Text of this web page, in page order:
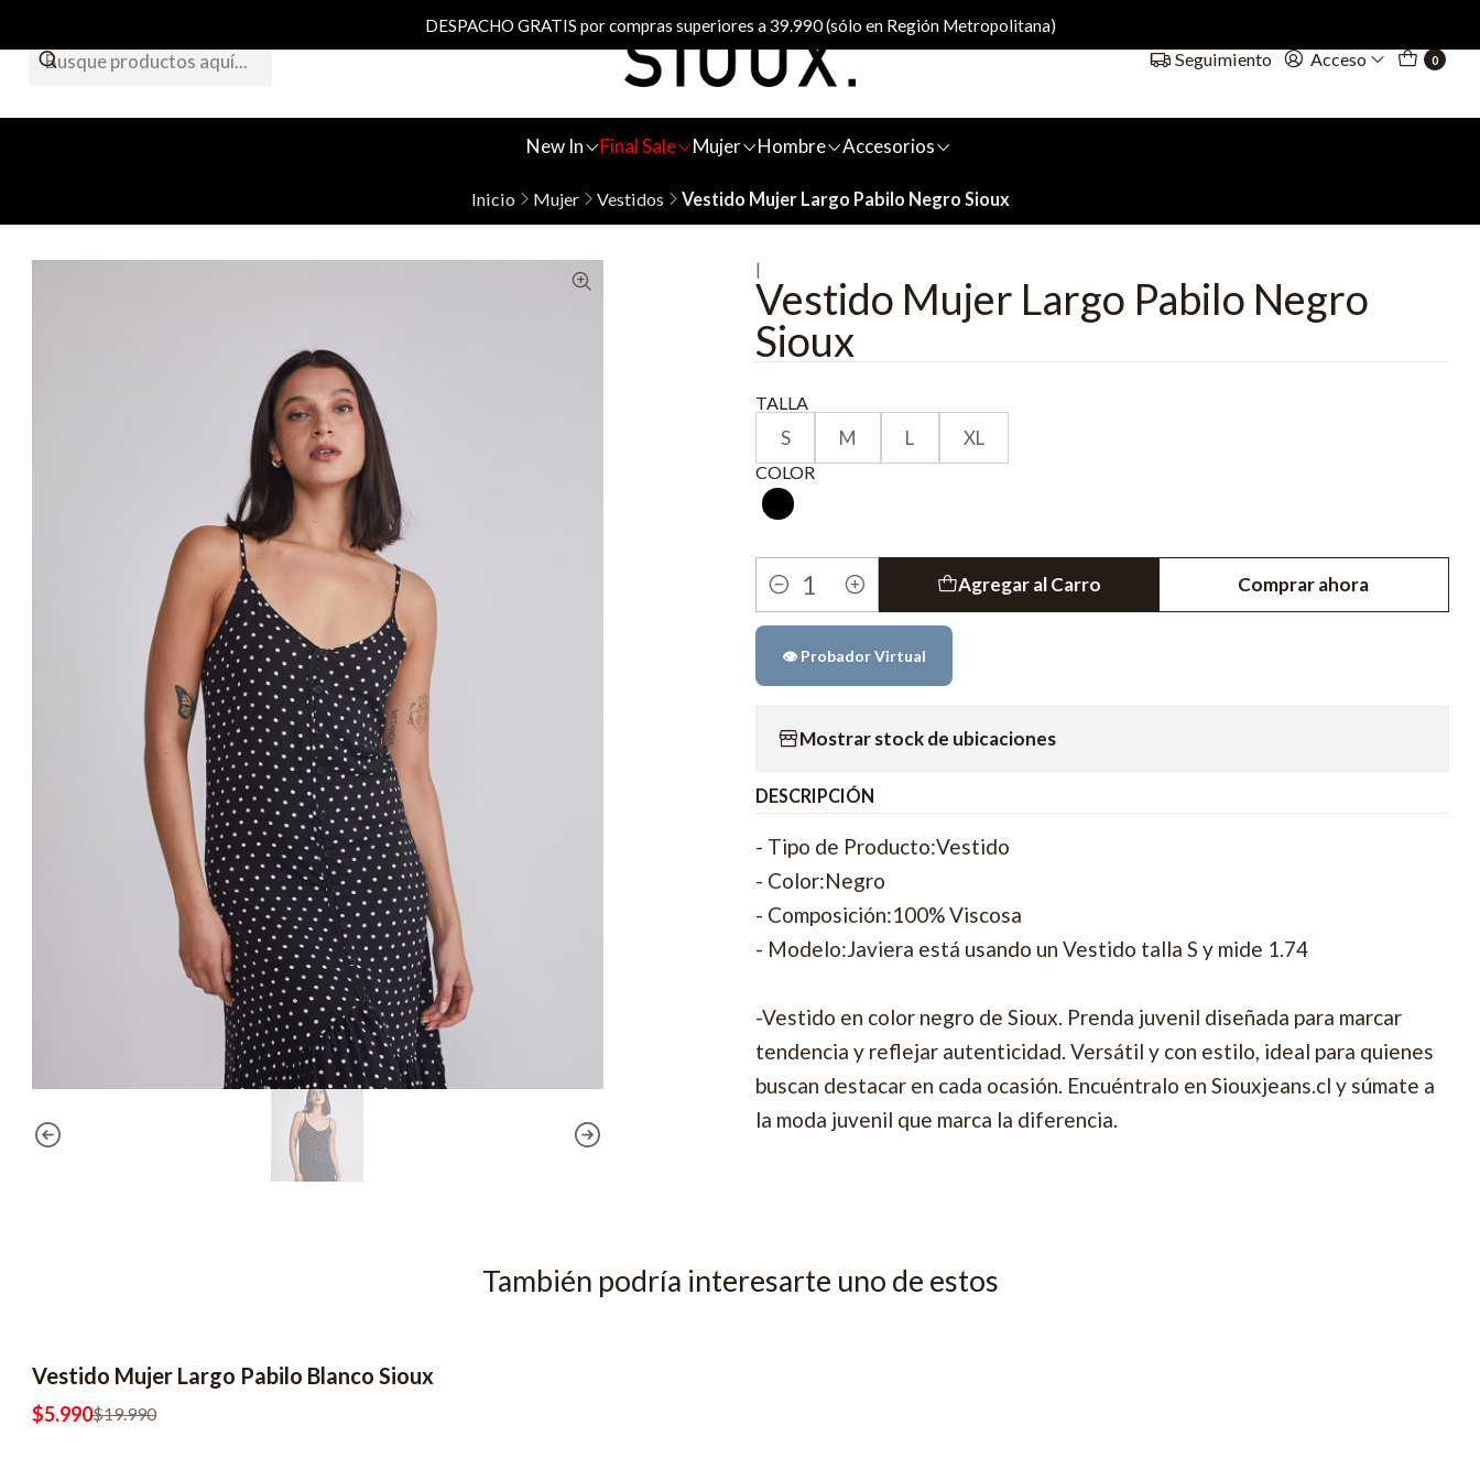
Seguimiento Acceso 0
New In Final Sale Mujer Hombre Accesorios
DESPACHO GRATIS por compras superiores a 39.990 (sólo en Región Metropolitana)
Inicio Mujer Vestidos Vestido Mujer Largo Pabilo Negro Sioux
|
Vestido Mujer Largo Pabilo Negro
Sioux
TALLA
S M L XL
COLOR
Cantidad
Agregar al Carro Comprar ahora
👁️ Probador Virtual
Mostrar stock de ubicaciones
DESCRIPCIÓN
- Tipo de Producto:Vestido
- Color:Negro
- Composición:100% Viscosa
- Modelo:Javiera está usando un Vestido talla S y mide 1.74
-Vestido en color negro de Sioux. Prenda juvenil diseñada para marcar
tendencia y reflejar autenticidad. Versátil y con estilo, ideal para quienes
buscan destacar en cada ocasión. Encuéntralo en Siouxjeans.cl y súmate a
la moda juvenil que marca la diferencia.
También podría interesarte uno de estos
-70% OFF
Vestido Mujer Largo Pabilo Blanco Sioux
$5.990$19.990